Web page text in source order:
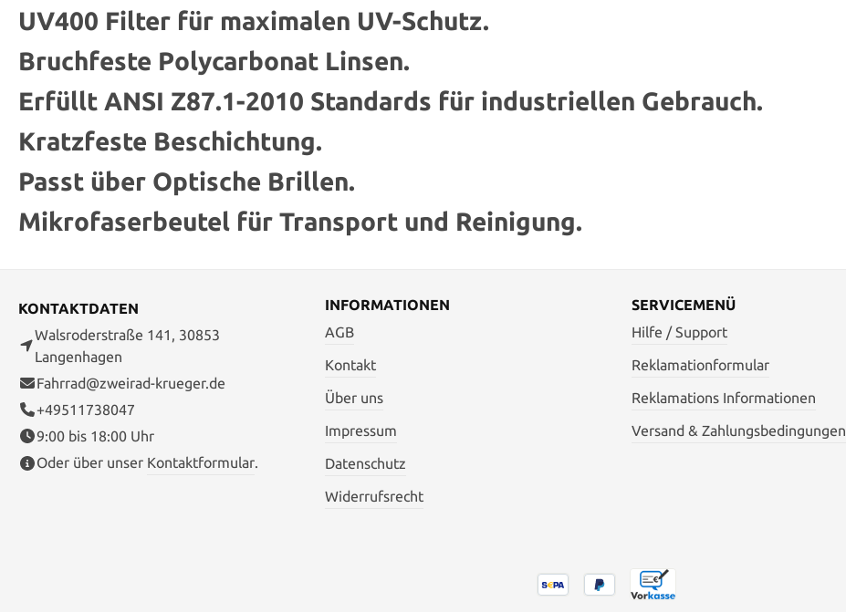
UV400 Filter für maximalen UV-Schutz.
Bruchfeste Polycarbonat Linsen.
Erfüllt ANSI Z87.1-2010 Standards für industriellen Gebrauch.
Kratzfeste Beschichtung.
Passt über Optische Brillen.
Mikrofaserbeutel für Transport und Reinigung.
KONTAKTDATEN
Walsroderstraße 141, 30853
Langenhagen
Fahrrad@zweirad-krueger.de
+49511738047
9:00 bis 18:00 Uhr
Oder über unser Kontaktformular.
INFORMATIONEN
AGB
Kontakt
Über uns
Impressum
Datenschutz
Widerrufsrecht
SERVICEMENÜ
Hilfe / Support
Reklamationformular
Reklamations Informationen
Versand & Zahlungsbedingungen